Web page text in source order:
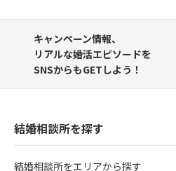
キャンペーン情報、
リアルな婚活エピソードを
SNSからもGETしよう！
結婚相談所を探す
結婚相談所をエリアから探す